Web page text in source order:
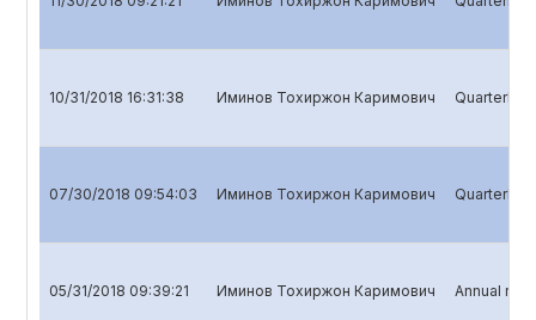
10/31/2018 16:31:38 Иминов Тохиржон Каримович Quarterly
07/30/2018 09:54:03 Иминов Тохиржон Каримович Quarterly
05/31/2018 09:39:21 Иминов Тохиржон Каримович Annual